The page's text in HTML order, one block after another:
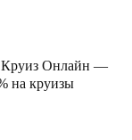
Круиз Онлайн —
на круизы